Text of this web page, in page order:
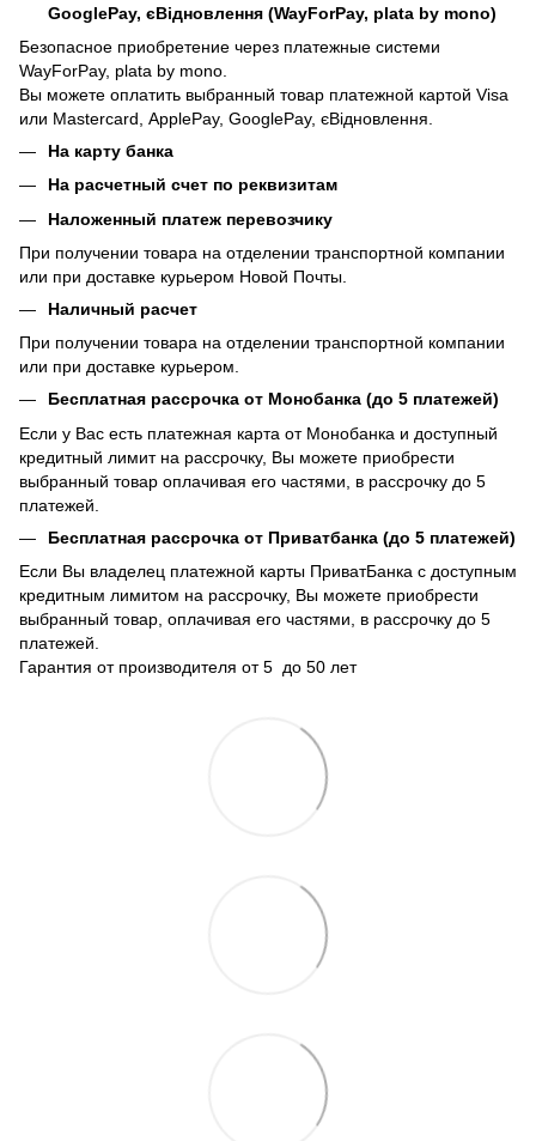
GooglePay, єВідновлення (WayForPay, plata by mono)
Безопасное приобретение через платежные системи
WayForPay, plata by mono.
Вы можете оплатить выбранный товар платежной картой Visa
или Mastercard, ApplePay, GooglePay, єВідновлення.
На карту банка
На расчетный счет по реквизитам
Наложенный платеж перевозчику
При получении товара на отделении транспортной компании
или при доставке курьером Новой Почты.
Наличный расчет
При получении товара на отделении транспортной компании
или при доставке курьером.
Бесплатная рассрочка от Монобанка (до 5 платежей)
Если у Вас есть платежная карта от Монобанка и доступный
кредитный лимит на рассрочку, Вы можете приобрести
выбранный товар оплачивая его частями, в рассрочку до 5
платежей.
Бесплатная рассрочка от Приватбанка (до 5 платежей)
Если Вы владелец платежной карты ПриватБанка с доступным
кредитным лимитом на рассрочку, Вы можете приобрести
выбранный товар, оплачивая его частями, в рассрочку до 5
платежей.
Гарантия от производителя от 5 до 50 лет